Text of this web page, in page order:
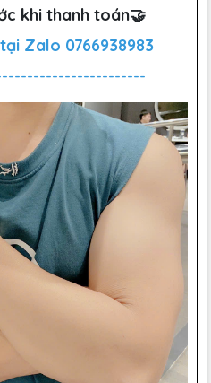
khi thanh toán🤝
Zalo 0766938983